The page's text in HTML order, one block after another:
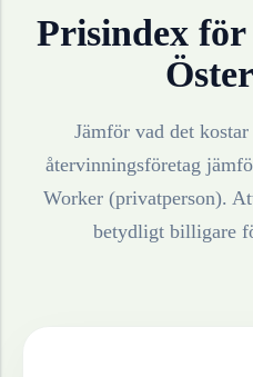
Prisindex
Jämför vad det
återvinningsföretag
Worker (privatperson).
betydligt billigare